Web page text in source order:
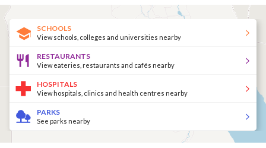
SCHOOLS
View schools, colleges and universities nearby
RESTAURANTS
View eateries, restaurants and cafés nearby
HOSPITALS
View hospitals, clinics and health centres nearby
PARKS
See parks nearby